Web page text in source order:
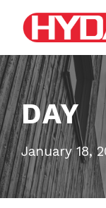
DAY
January 18,